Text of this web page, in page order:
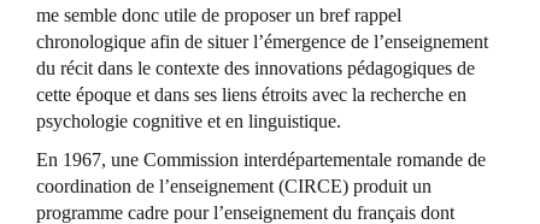
me semble donc utile de proposer un bref rappel
chronologique afin de situer l’émergence de l’enseignement
du récit dans le contexte des innovations pédagogiques de
cette époque et dans ses liens étroits avec la recherche en
psychologie cognitive et en linguistique.
En 1967, une Commission interdépartementale romande de
coordination de l’enseignement (CIRCE) produit un
programme cadre pour l’enseignement du français dont